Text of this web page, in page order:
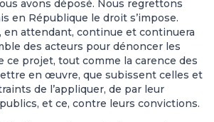
avons déposé. Nous regrettons
en République le droit s’impose.
en attendant, continue et continuera
des acteurs pour dénoncer les
ce projet, tout comme la carence des
en œuvre, que subissent celles et
de l’appliquer, de par leur
et ce, contre leurs convictions.